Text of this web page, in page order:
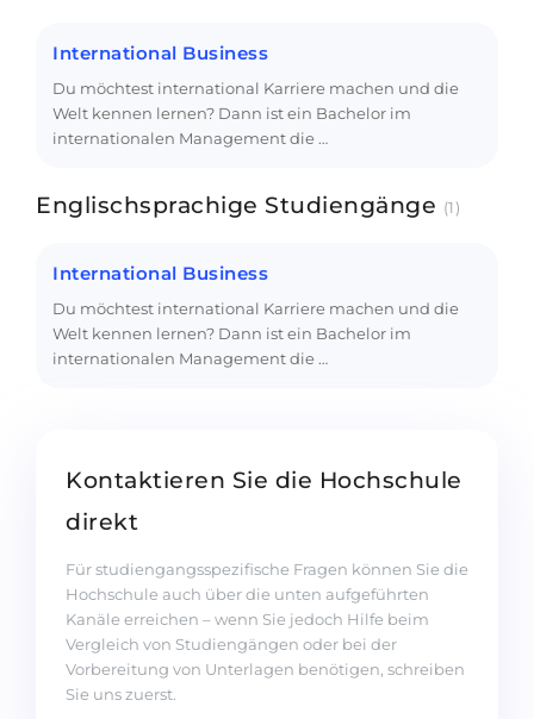
International Business
Du möchtest international Karriere machen und die
Welt kennen lernen? Dann ist ein Bachelor im
internationalen Management die …
Englischsprachige Studiengänge (1)
International Business
Du möchtest international Karriere machen und die
Welt kennen lernen? Dann ist ein Bachelor im
internationalen Management die …
Kontaktieren Sie die Hochschule
direkt
Für studiengangsspezifische Fragen können Sie die
Hochschule auch über die unten aufgeführten
Kanäle erreichen – wenn Sie jedoch Hilfe beim
Vergleich von Studiengängen oder bei der
Vorbereitung von Unterlagen benötigen, schreiben
Sie uns zuerst.